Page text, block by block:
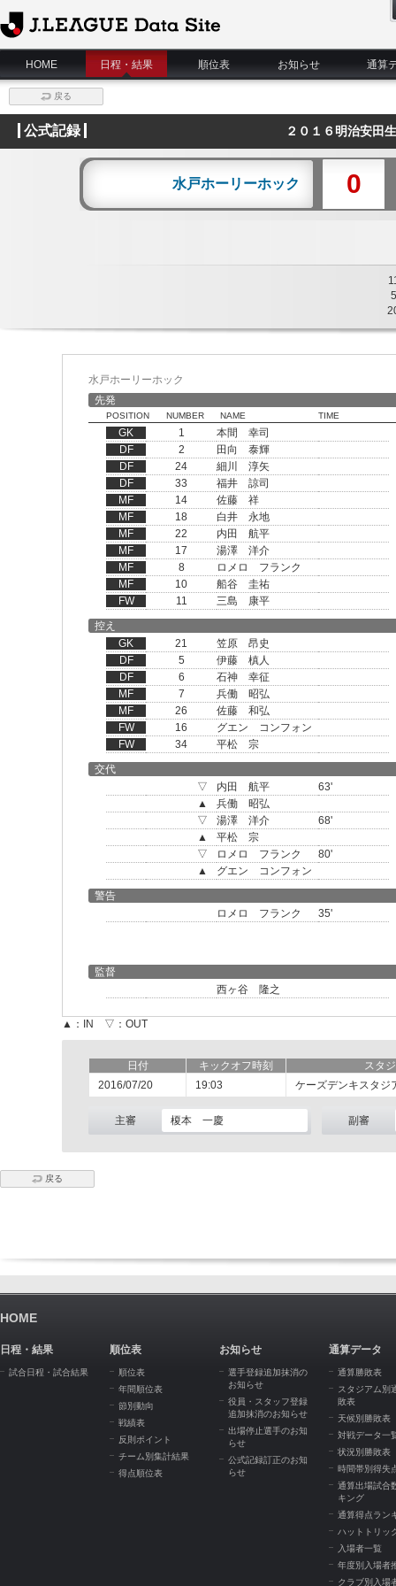
J.League Data Site
HOME
日程・結果 順位表 お知らせ 通算
戻る
公式記録 ２０１６明治安田
水戸ホーリーホック 0
5
水戸ホーリーホック
先発
POSITION NUMBER NAME TIME
GK 1
本間 幸司
DF
2
田向 泰輝
DF
24
細川 淳矢
DF
33
福井 諒司
MF
14
佐藤 祥
MF
18
白井 永地
MF
22
内田 航平
MF
17
湯澤 洋介
MF
8
ロメロ フランク
MF
10
船谷 圭祐
FW
11
三島 康平
控え
GK
21
笠原 昂史
DF
5
伊藤 槙人
DF
6
石神 幸征
MF
7
兵働 昭弘
MF
26
佐藤 和弘
FW
16
グエン コンフォン
FW
34
平松 宗
交代
▽
内田 航平
63'
▲
兵働 昭弘
▽
湯澤 洋介
68'
▲
平松 宗
▽
ロメロ フランク
80'
▲
グエン コンフォン
警告
ロメロ フランク
35'
監督
西ヶ谷 隆之
▲：IN ▽：OUT
日付 キックオフ時刻
スタ
2016/07/20
19:03 ケーズデンキスタジ
主審 榎本 一慶 副審
戻る
HOME
日程・結果
試合日程・試合結果
順位表
順位表
年間順位表
節別動向
戦績表
反則ポイント
チーム別集計結果
得点順位表
お知らせ
選手登録追加抹消の
お知らせ
役員・スタッフ登録
追加抹消のお知らせ
出場停止選手のお知
らせ
公式記録訂正のお知
らせ
通算データ
通算勝敗表
スタジアム別
敗表
天候別勝敗表
対戦データ一
状況別勝敗表
時間帯別得失
通算出場試合
キング
通算得点ラン
ハットトリッ
入場者一覧
年度別入場者
クラブ別入場